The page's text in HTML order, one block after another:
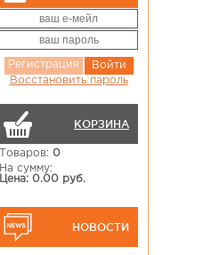
Регистрация
Войти
Восстановить пароль
КОРЗИНА
Товаров: 0
На сумму:
Цена: 0.00 руб.
НОВОСТИ